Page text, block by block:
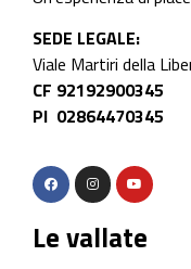
SEDE LEGALE:
Viale Martiri della
CF 92192900345
PI 02864470345
Le vallate